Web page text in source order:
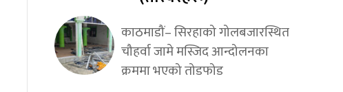
काठमाडौं– सिरहाको गोलबजारस्थित
चौहर्वा जामे मस्जिद आन्दोलनका
क्रममा भएको तोडफोड